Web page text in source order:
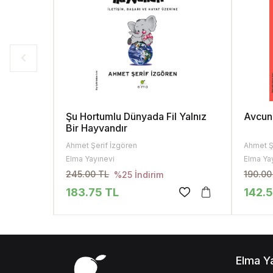
Şu Hortumlu Dünyada Fil Yalnız
Bir Hayvandır
Ahmet Şerif İzgören
Elma Yayınevi
245.00 TL %25 İndirim
183.75 TL
Ahmet
Elma
Elma